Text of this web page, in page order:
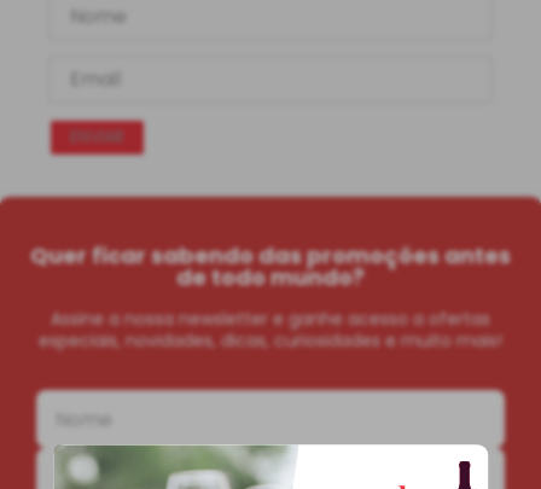
Quer ficar sabendo das promoções antes
de todo mundo?
Assine a nossa newsletter e ganhe acesso a ofertas
especiais, novidades, dicas, curiosidades e muito mais!